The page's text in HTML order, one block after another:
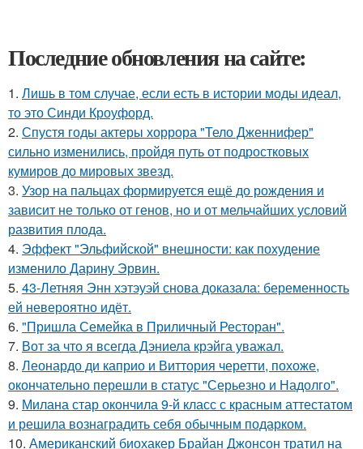
Последние обновления на сайте:
1. Лишь в том случае, если есть в истории моды идеал,
то это Синди Кроуфорд.
2. Спустя годы актеры хоррора "Тело Дженнифер"
сильно изменились, пройдя путь от подростковых
кумиров до мировых звезд.
3. Узор на пальцах формируется ещё до рождения и
зависит не только от генов, но и от мельчайших условий
развития плода.
4. Эффект "Эльфийской" внешности: как похудение
изменило Дарину Эрвин.
5. 43-Летняя Энн хэтэуэй снова доказала: беременность
ей невероятно идёт.
6. "Пришла Семейка в Приличный Ресторан".
7. Вот за что я всегда Дэниела крэйга уважал.
8. Леонардо ди каприо и Виттория черетти, похоже,
окончательно перешли в статус "Серьезно и Надолго".
9. Милана стар окончила 9-й класс с красным аттестатом
и решила вознаградить себя обычным подарком.
10. Американский биохакер Брайан Джонсон тратил на